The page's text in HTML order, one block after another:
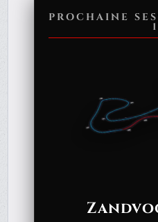
PROCHAINE
1